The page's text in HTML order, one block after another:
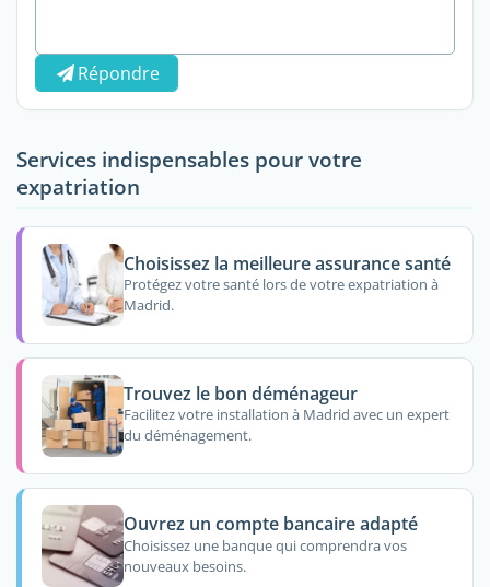
Répondre
Services indispensables pour votre
expatriation
Choisissez la meilleure assurance santé
Protégez votre santé lors de votre expatriation à
Madrid.
Trouvez le bon déménageur
Facilitez votre installation à Madrid avec un expert
du déménagement.
Ouvrez un compte bancaire adapté
Choisissez une banque qui comprendra vos
nouveaux besoins.